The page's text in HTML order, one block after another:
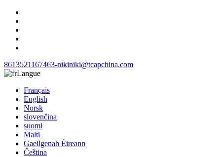
8613521167463-nikiniki@tcapchina.com
Langue
Français
English
Norsk
slovenčina
suomi
Malti
Gaeilgenah Éireann
Čeština